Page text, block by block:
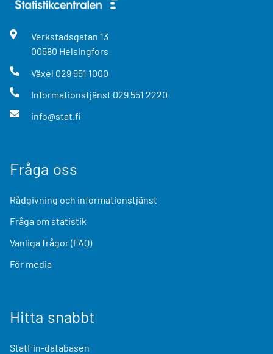
Verkstadsgatan 13
00580 Helsingfors
Växel 029 551 1000
Informationstjänst 029 551 2220
info@stat.fi
Fråga oss
Rådgivning och informationstjänst
Fråga om statistik
Vanliga frågor (FAQ)
För media
Hitta snabbt
StatFin-databasen